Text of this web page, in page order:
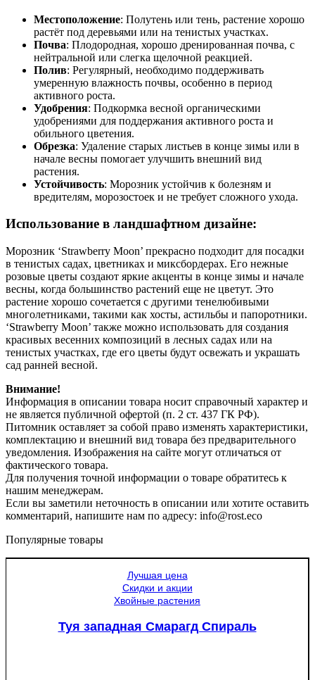
Местоположение: Полутень или тень, растение хорошо
растёт под деревьями или на тенистых участках.
Почва: Плодородная, хорошо дренированная почва, с
нейтральной или слегка щелочной реакцией.
Полив: Регулярный, необходимо поддерживать
умеренную влажность почвы, особенно в период
активного роста.
Удобрения: Подкормка весной органическими
удобрениями для поддержания активного роста и
обильного цветения.
Обрезка: Удаление старых листьев в конце зимы или в
начале весны помогает улучшить внешний вид
растения.
Устойчивость: Морозник устойчив к болезням и
вредителям, морозостоек и не требует сложного ухода.
Использование в ландшафтном дизайне:
Морозник ‘Strawberry Moon’ прекрасно подходит для посадки
в тенистых садах, цветниках и миксбордерах. Его нежные
розовые цветы создают яркие акценты в конце зимы и начале
весны, когда большинство растений еще не цветут. Это
растение хорошо сочетается с другими тенелюбивыми
многолетниками, такими как хосты, астильбы и папоротники.
‘Strawberry Moon’ также можно использовать для создания
красивых весенних композиций в лесных садах или на
тенистых участках, где его цветы будут освежать и украшать
сад ранней весной.
Внимание!
Информация в описании товара носит справочный характер и
не является публичной офертой (п. 2 ст. 437 ГК РФ).
Питомник оставляет за собой право изменять характеристики,
комплектацию и внешний вид товара без предварительного
уведомления. Изображения на сайте могут отличаться от
фактического товара.
Для получения точной информации о товаре обратитесь к
нашим менеджерам.
Если вы заметили неточность в описании или хотите оставить
комментарий, напишите нам по адресу: info@rost.eco
Популярные товары
Лучшая цена
Скидки и акции
Хвойные растения
Туя западная Смарагд Спираль